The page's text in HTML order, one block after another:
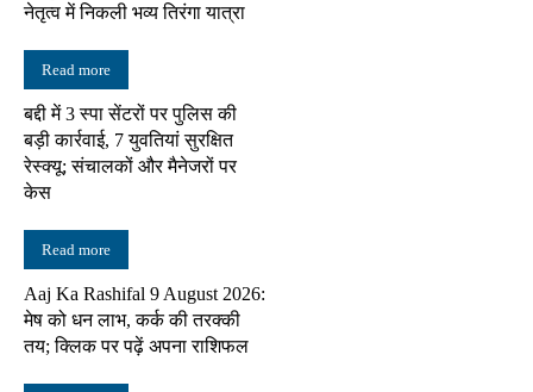
नेतृत्व में निकली भव्य तिरंगा यात्रा
Read more
बद्दी में 3 स्पा सेंटरों पर पुलिस की
बड़ी कार्रवाई, 7 युवतियां सुरक्षित
रेस्क्यू; संचालकों और मैनेजरों पर
केस
Read more
Aaj Ka Rashifal 9 August 2026:
मेष को धन लाभ, कर्क की तरक्की
तय; क्लिक पर पढ़ें अपना राशिफल